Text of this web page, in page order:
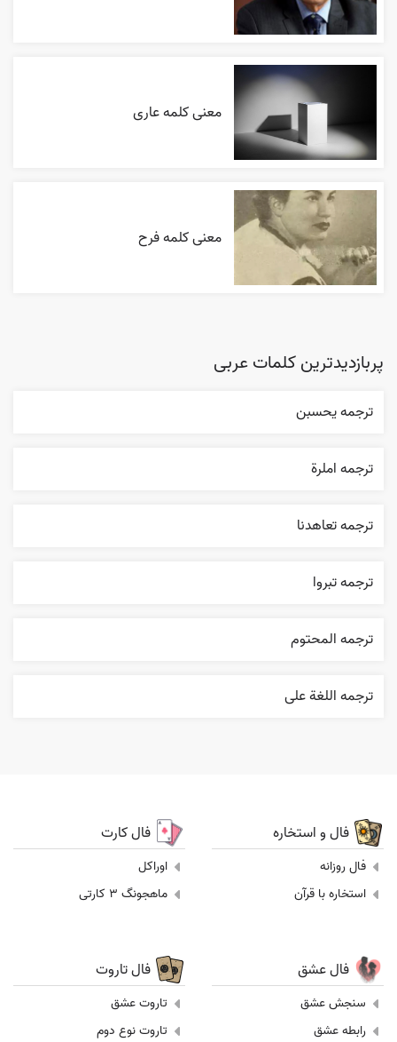
معنی کلمه عاری
معنی کلمه فرح
پربازدیدترین کلمات عربی
ترجمه يحسبن
ترجمه املرة
ترجمه تعاهدنا
ترجمه تبروا
ترجمه المحتوم
ترجمه اللغة علی
فال و استخاره
فال روزانه
استخاره با قرآن
فال کارت
اوراکل
ماهجونگ 3 کارتی
فال عشق
سنجش عشق
رابطه عشق
فال تاروت
تاروت عشق
تاروت نوع دوم